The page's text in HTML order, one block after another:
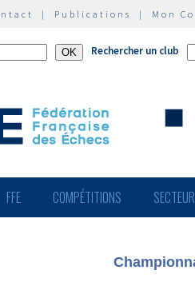
| Publications | Mon
Rechercher un club
FFE COMPÉTITIONS